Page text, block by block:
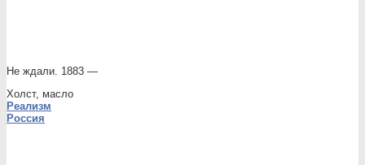
Не ждали. 1883 —
Холст, масло
Реализм
Россия